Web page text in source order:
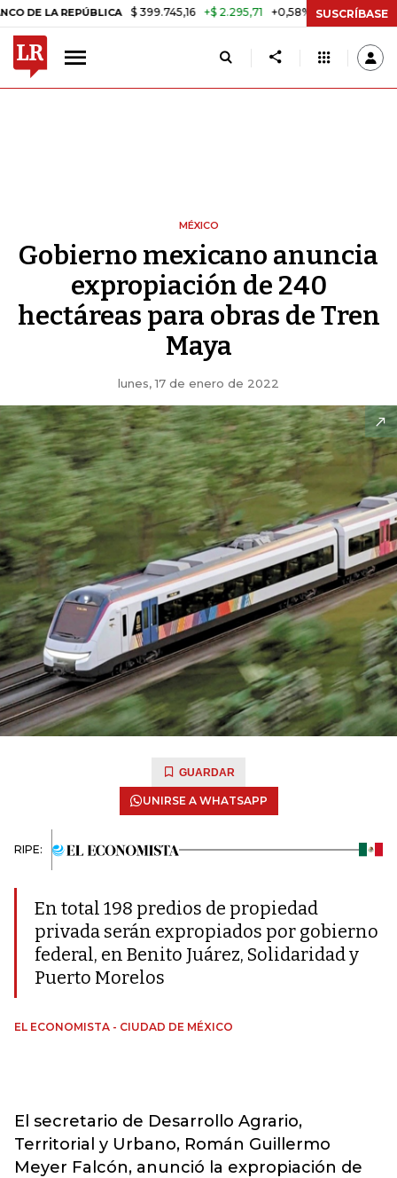
REPÚBLICA $ 399.745,16 +$ 2.295,71 +0,58% TASA DE USURA
SUSCRÍBASE
MÉXICO
Gobierno mexicano anuncia
expropiación de 240
hectáreas para obras de Tren
Maya
lunes, 17 de enero de 2022
GUARDAR
UNIRSE A WHATSAPP
RIPE:
En total 198 predios de propiedad
privada serán expropiados por gobierno
federal, en Benito Juárez, Solidaridad y
Puerto Morelos
EL ECONOMISTA - CIUDAD DE MÉXICO
El secretario de Desarrollo Agrario,
Territorial y Urbano, Román Guillermo
Meyer Falcón, anunció la expropiación de